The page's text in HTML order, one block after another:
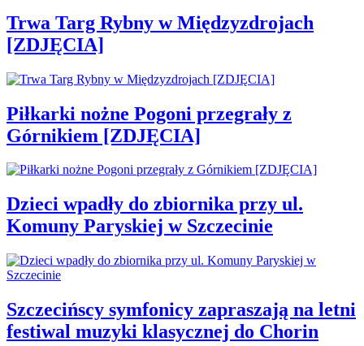
Trwa Targ Rybny w Międzyzdrojach
[ZDJĘCIA]
Piłkarki nożne Pogoni przegrały z
Górnikiem [ZDJĘCIA]
Dzieci wpadły do zbiornika przy ul.
Komuny Paryskiej w Szczecinie
Szczecińscy symfonicy zapraszają na letni
festiwal muzyki klasycznej do Chorin